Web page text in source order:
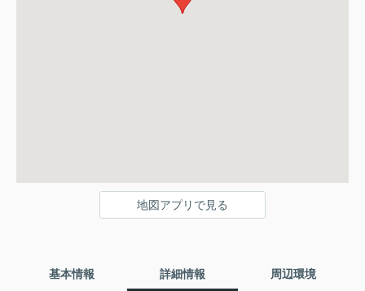
地図アプリで見る
基本情報 詳細情報 周辺環境